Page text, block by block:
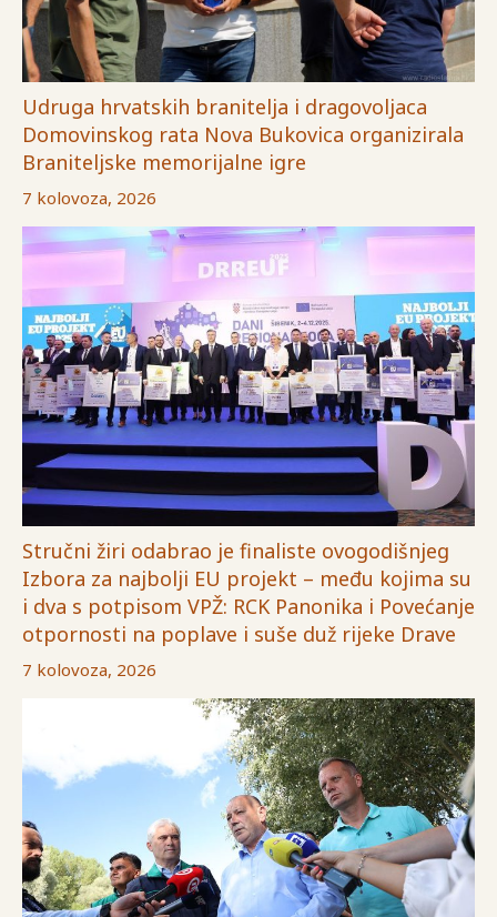
Udruga hrvatskih branitelja i dragovoljaca
Domovinskog rata Nova Bukovica organizirala
Braniteljske memorijalne igre
7 kolovoza, 2026
Stručni žiri odabrao je finaliste ovogodišnjeg
Izbora za najbolji EU projekt – među kojima su
i dva s potpisom VPŽ: RCK Panonika i Povećanje
otpornosti na poplave i suše duž rijeke Drave
7 kolovoza, 2026